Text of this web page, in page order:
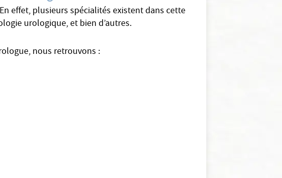
effet, plusieurs spécialités existent dans cette
urologique, et bien d’autres.
nous retrouvons :